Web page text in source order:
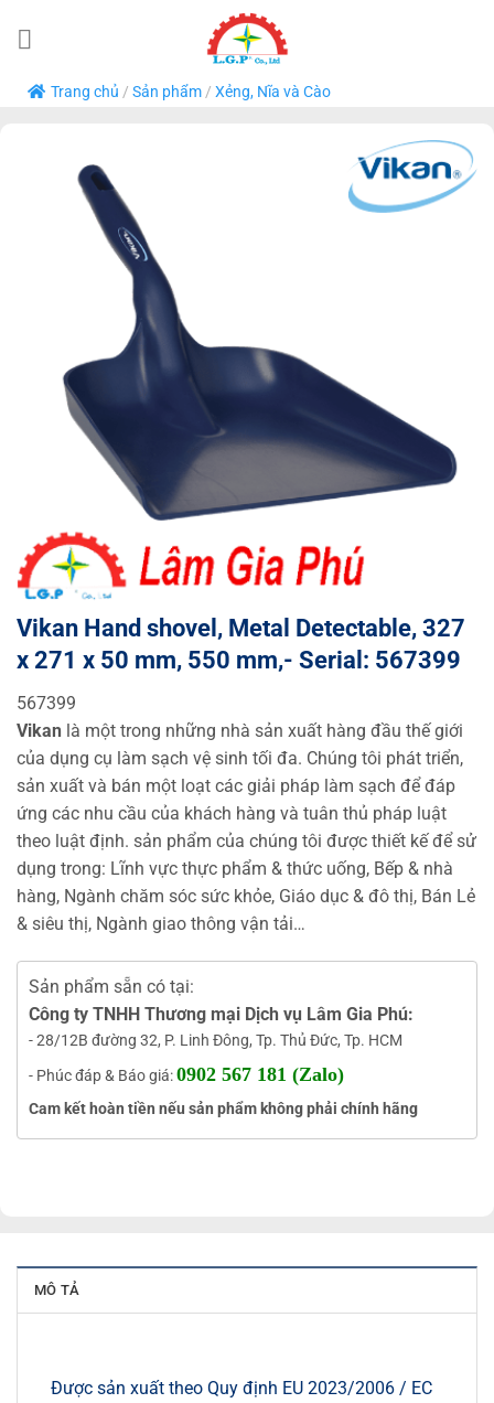
dung
Trang chủ / Sản phẩm/ Xẻng, Nĩa và Cào
Vikan Hand shovel, Metal Detectable, 327
x 271 x 50 mm, 550 mm,- Serial: 567399
567399
Vikan là một trong những nhà sản xuất hàng đầu thế giới
của dụng cụ làm sạch vệ sinh tối đa. Chúng tôi phát triển,
sản xuất và bán một loạt các giải pháp làm sạch để đáp
ứng các nhu cầu của khách hàng và tuân thủ pháp luật
theo luật định. sản phẩm của chúng tôi được thiết kế để sử
dụng trong: Lĩnh vực thực phẩm & thức uống, Bếp & nhà
hàng, Ngành chăm sóc sức khỏe, Giáo dục & đô thị, Bán Lẻ
& siêu thị, Ngành giao thông vận tải…
Sản phẩm sẵn có tại:
Công ty TNHH Thương mại Dịch vụ Lâm Gia Phú:
- 28/12B đường 32, P. Linh Đông, Tp. Thủ Đức, Tp. HCM
- Phúc đáp & Báo giá:0902 567 181 (Zalo)
Cam kết hoàn tiền nếu sản phẩm không phải chính hãng
MÔ TẢ
Được sản xuất theo Quy định EU 2023/2006 / EC